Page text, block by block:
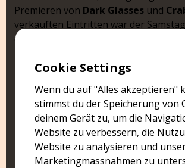
Premieren von Dark Glasses und
verkauften Eintritten war der
erfolgreichste Tag.
"Mit den Besucherzahlen sind wir
zufrieden. Besonders angesichts
Wetters und der aktuell eher
Kinobesucherzahlen, ist ein
ganz besonders erfreulich".
Mitorganisator und Betreiber Cinema
Cookie Settings
Wenn du auf "Alles akzeptieren"
stimmst du der Speicherung von
deinem Gerät zu, um die
Website zu verbessern, die
Website zu analysieren und
Marketingmassnahmen zu